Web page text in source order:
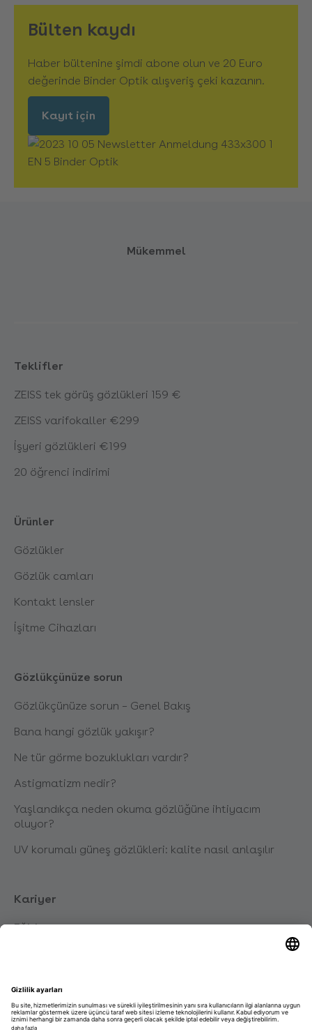
Bülten kaydı
Haber bültenine şimdi abone olun ve 20 Euro
değerinde Binder Optik alışveriş çeki kazanın.
Kayıt için
Mükemmel
Teklifler
ZEISS tek görüş gözlükleri 159 €
ZEISS varifokaller €299
İşyeri gözlükleri €199
20 öğrenci indirimi
Ürünler
Gözlükler
Gözlük camları
Kontakt lensler
İşitme Cihazları
Gözlükçünüze sorun
Gözlükçünüze sorun – Genel Bakış
Bana hangi gözlük yakışır?
Ne tür görme bozuklukları vardır?
Astigmatizm nedir?
Yaşlandıkça neden okuma gözlüğüne ihtiyacım
oluyor?
UV korumalı güneş gözlükleri: kalite nasıl anlaşılır
Kariyer
Eğitim